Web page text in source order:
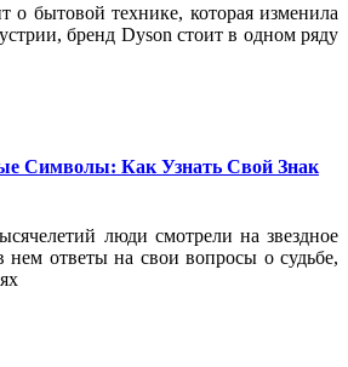
о бытовой технике, которая изменила
бренд Dyson стоит в одном ряду
Символы: Как Узнать Свой Знак
люди смотрели на звездное
нем ответы на свои вопросы о судьбе,